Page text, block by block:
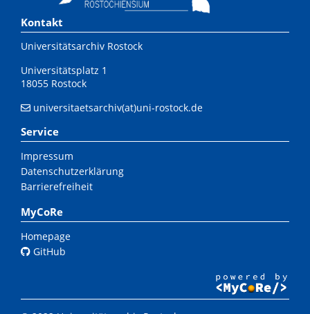
Kontakt
Universitätsarchiv Rostock
Universitätsplatz 1
18055 Rostock
universitaetsarchiv(at)uni-rostock.de
Service
Impressum
Datenschutzerklärung
Barrierefreiheit
MyCoRe
Homepage
GitHub